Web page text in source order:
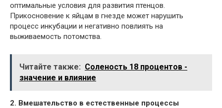
оптимальные условия для развития птенцов.
Прикосновение к яйцам в гнезде может нарушить
процесс инкубации и негативно повлиять на
выживаемость потомства.
Читайте также: Соленость 18 процентов -
значение и влияние
2. Вмешательство в естественные процессы